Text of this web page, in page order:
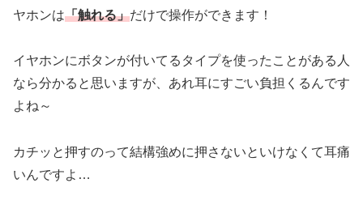
ヤホンは「触れる」だけで操作ができます！
イヤホンにボタンが付いてるタイプを使ったことがある人
なら分かると思いますが、あれ耳にすごい負担くるんです
よね～
カチッと押すのって結構強めに押さないといけなくて耳痛
いんですよ…